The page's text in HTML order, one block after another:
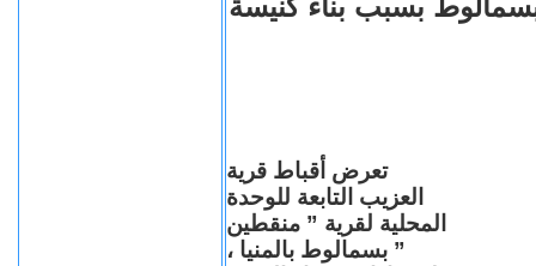
بسبب بناء كنيسة
تعرض أقباط قرية
العزيب التابعة للوحدة
المحلية لقرية ” منقطين
” بسمالوط بالمنيا ،